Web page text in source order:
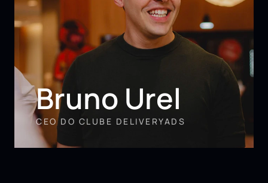
Bruno Urel
CEO DO CLUBE DELIVERYADS